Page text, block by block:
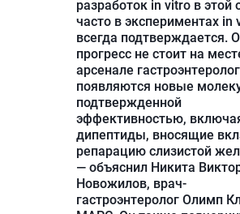
разработок in vitro в этой
часто в экспериментах in
всегда подтверждается.
прогресс не стоит на
арсенале
появляются новые
подтвержденной
эффективностью,
дипептиды, вносящие
репарацию слизистой
— объяснил Никита
Новожилов, врач-
гастроэнтеролог Олимп